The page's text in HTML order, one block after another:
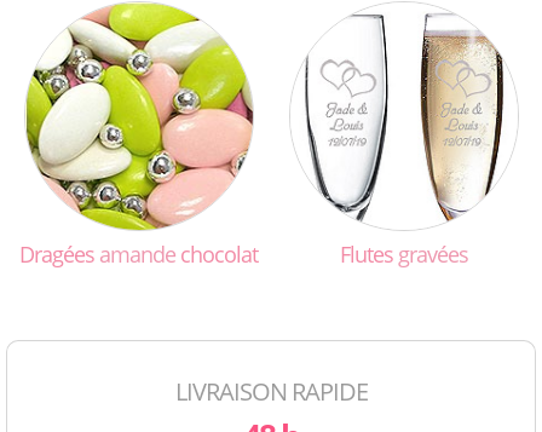
Dragées amande chocolat Flutes gravées
LIVRAISON RAPIDE